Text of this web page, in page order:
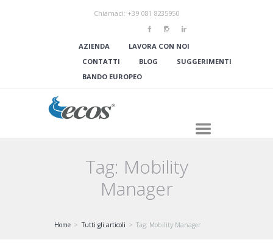
Chiamaci: +39 081 8235950
AZIENDA
LAVORA CON NOI
CONTATTI
BLOG
SUGGERIMENTI
BANDO EUROPEO
Tag: Mobility
Manager
Home Tutti gli articoli Tag: Mobility Manager